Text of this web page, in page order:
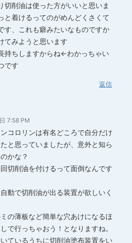
切削油は使った方がいいと思いま
と着けるってのがめんどくさくて
す、これも癖みたいなものですか
てみようと思います
持ちしますからね←わかっちゃい
です
返信
7:58 PM
コロリンは有名どころで自分だけ
と思っていましたが、意外と知ら
かな？
切削油を付けるって面倒なんです
動で切削油が出る装置が欲しいく
の薄板など簡単な穴あけになるほ
で行っちゃおう！となりますね。
ているうちに切削油塗布装置をい